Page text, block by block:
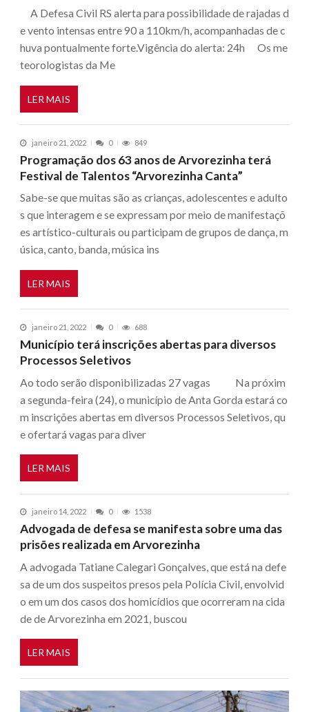
A Defesa Civil RS alerta para possibilidade de rajadas d
e vento intensas entre 90 a 110km/h, acompanhadas de c
huva pontualmente forte.Vigência do alerta: 24h Os me
teorologistas da Me
LER MAIS
janeiro 21, 2022 0 849
Programação dos 63 anos de Arvorezinha terá
Festival de Talentos “Arvorezinha Canta”
Sabe-se que muitas são as crianças, adolescentes e adulto
s que interagem e se expressam por meio de manifestaçõ
es artístico-culturais ou participam de grupos de dança, m
úsica, canto, banda, música ins
LER MAIS
janeiro 21, 2022 0 688
Município terá inscrições abertas para diversos
Processos Seletivos
Ao todo serão disponibilizadas 27 vagas Na próxim
a segunda-feira (24), o município de Anta Gorda estará co
m inscrições abertas em diversos Processos Seletivos, qu
e ofertará vagas para diver
LER MAIS
janeiro 14, 2022 0 1538
Advogada de defesa se manifesta sobre uma das
prisões realizada em Arvorezinha
A advogada Tatiane Calegari Gonçalves, que está na defe
sa de um dos suspeitos presos pela Polícia Civil, envolvid
o em um dos casos dos homicídios que ocorreram na cida
de de Arvorezinha em 2021, buscou
LER MAIS